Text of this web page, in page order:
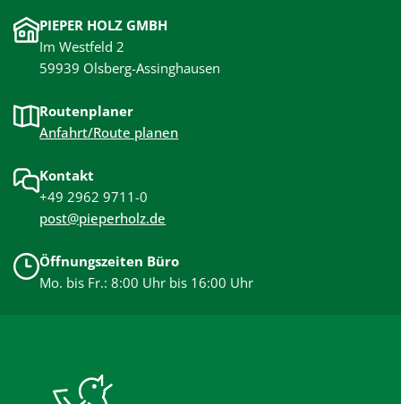
PIEPER HOLZ GMBH
Im Westfeld 2
59939 Olsberg-Assinghausen
Routenplaner
Anfahrt/Route planen
Kontakt
+49 2962 9711-0
post@pieperholz.de
Öffnungszeiten Büro
Mo. bis Fr.: 8:00 Uhr bis 16:00 Uhr